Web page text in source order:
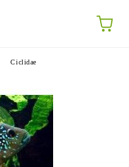
Ciclidae